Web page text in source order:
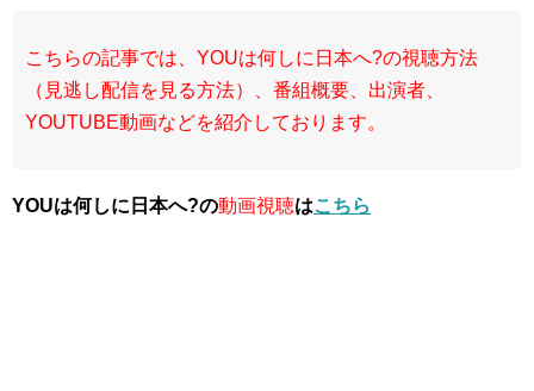
こちらの記事では、YOUは何しに日本へ?の視聴方法
（見逃し配信を見る方法）、番組概要、出演者、
YOUTUBE動画などを紹介しております。
YOUは何しに日本へ?の動画視聴はこちら